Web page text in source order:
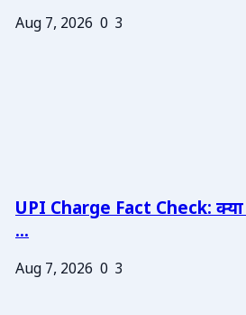
Aug 7, 2026 0 3
UPI Charge Fact Check:
...
Aug 7, 2026 0 3